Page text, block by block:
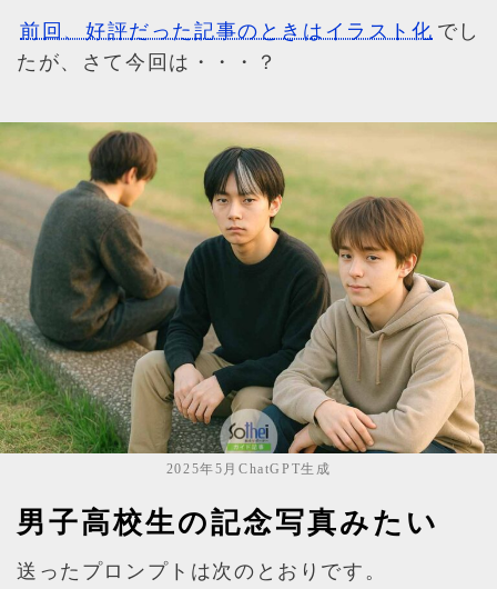
前回、好評だった記事のときはイラスト化 でし
たが、さて今回は・・・？
2025年5月ChatGPT生成
男子高校生の記念写真みたい
送ったプロンプトは次のとおりです。